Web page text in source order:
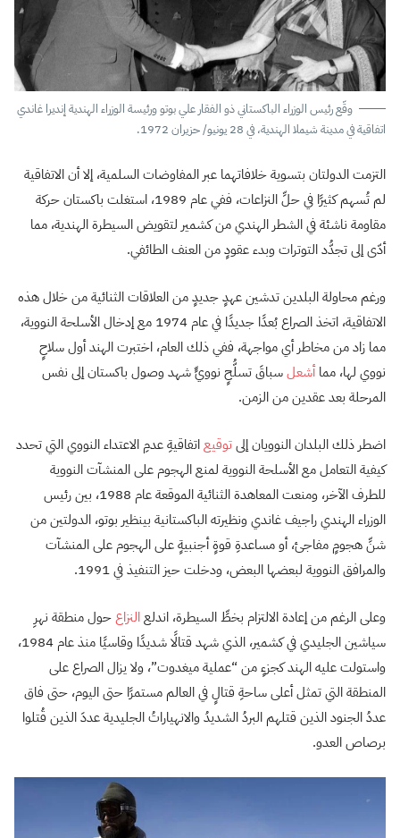
وقّع رئيس الوزراء الباكستاني ذو الفقار علي بوتو ورئيسة الوزراء الهندية إنديرا غاندي
اتفاقية في مدينة شيملا الهندية، في 28 يونيو/ حزيران 1972.
التزمت الدولتان بتسوية خلافاتهما عبر المفاوضات السلمية، إلا أن الاتفاقية
لم تُسهم كثيرًا في حلِّ النزاعات، ففي عام 1989، استغلت باكستان حركة
مقاومة ناشئة في الشطر الهندي من كشمير لتقويض السيطرة الهندية، مما
أدّى إلى تجدُّد التوترات وبدء عقودٍ من العنف الطائفي.
ورغم محاولة البلدين تدشين عهدٍ جديدٍ من العلاقات الثنائية من خلال هذه
الاتفاقية، اتخذ الصراع بُعدًا جديدًا في عام 1974 مع إدخال الأسلحة النووية،
مما زاد من مخاطر أي مواجهة، ففي ذلك العام، اختبرت الهند أول سلاحٍ
نووي لها، مماأشعلسباقَ تسلُّحٍ نوويٍّ شهد وصول باكستان إلى نفس
المرحلة بعد عقدين من الزمن.
اضطر ذلك البلدان النوويان إلىتوقيعاتفاقيةِ عدمِ الاعتداء النووي التي تحدد
كيفية التعامل مع الأسلحة النووية لمنع الهجوم على المنشآت النووية
للطرف الآخر، ومنعت المعاهدة الثنائية الموقعة عام 1988، بين رئيس
الوزراء الهندي راجيف غاندي ونظيرته الباكستانية بينظير بوتو، الدولتين من
شنِّ هجومٍ مفاجئ، أو مساعدةِ قوةٍ أجنبيةٍ على الهجوم على المنشآت
والمرافق النووية لبعضها البعض، ودخلت حيز التنفيذ في 1991.
وعلى الرغم من إعادة الالتزام بخطِّ السيطرة، اندلعالنزاعحول منطقة نهرِ
سياشين الجليدي في كشمير، الذي شهد قتالًا شديدًا وقاسيًا منذ عام 1984،
واستولت عليه الهند كجزءٍ من “عملية ميغدوت”، ولا يزال الصراع على
المنطقة التي تمثل أعلى ساحةِ قتالٍ في العالم مستمرًا حتى اليوم، حتى فاق
عددُ الجنود الذين قتلهم البردُ الشديدُ والانهياراتُ الجليدية عددَ الذين قُتلوا
برصاص العدو.